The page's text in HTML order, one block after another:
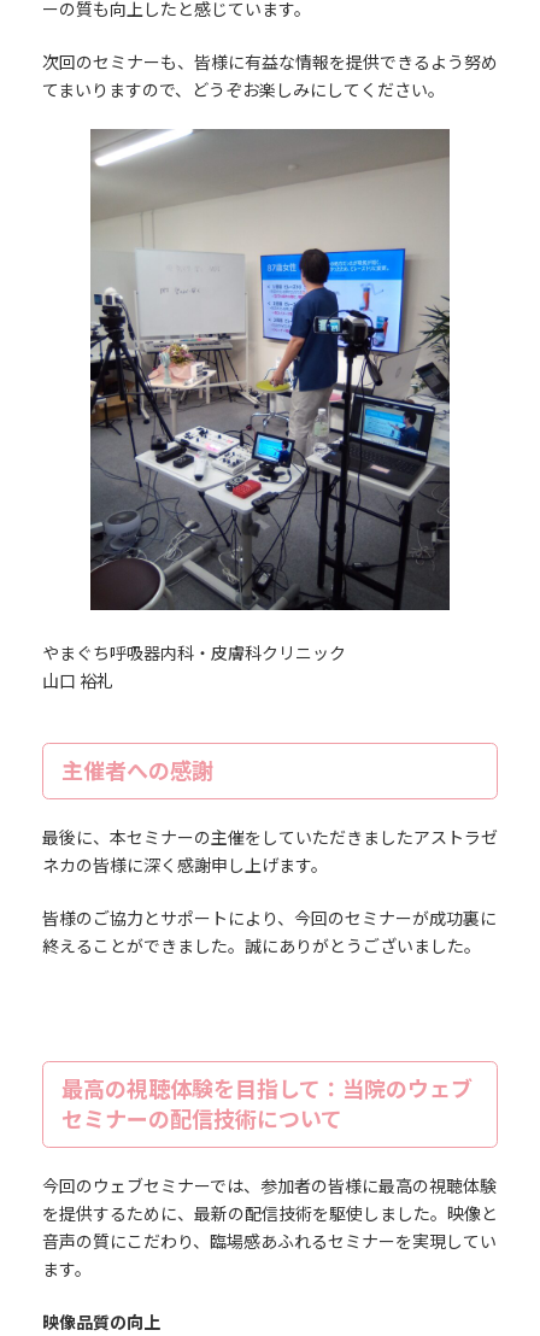
ーの質も向上したと感じています。
次回のセミナーも、皆様に有益な情報を提供できるよう努め
てまいりますので、どうぞお楽しみにしてください。
やまぐち呼吸器内科・皮膚科クリニック
山口 裕礼
主催者への感謝
最後に、本セミナーの主催をしていただきましたアストラゼ
ネカの皆様に深く感謝申し上げます。
皆様のご協力とサポートにより、今回のセミナーが成功裏に
終えることができました。誠にありがとうございました。
最高の視聴体験を目指して：当院のウェブ
セミナーの配信技術について
今回のウェブセミナーでは、参加者の皆様に最高の視聴体験
を提供するために、最新の配信技術を駆使しました。映像と
音声の質にこだわり、臨場感あふれるセミナーを実現してい
ます。
映像品質の向上